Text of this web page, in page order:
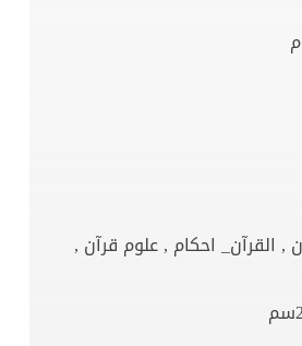
, القرآن_ احكام , علوم قرآن ,